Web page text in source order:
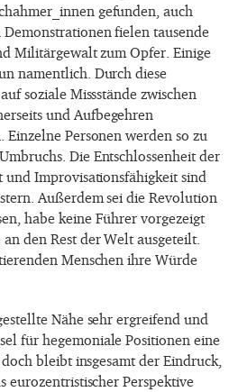
gefunden, auch
fielen tausende
Militärgewalt zum Opfer. Einige
namentlich. Durch diese
soziale Missstände zwischen
und Aufbegehren
Einzelne Personen werden so zu
Die Entschlossenheit der
und Improvisationsfähigkeit sind
Außerdem sei die Revolution
habe keine Führer vorgezeigt
den Rest der Welt ausgeteilt.
Menschen ihre Würde
Nähe sehr ergreifend und
für hegemoniale Positionen eine
bleibt insgesamt der Eindruck,
eurozentristischer Perspektive